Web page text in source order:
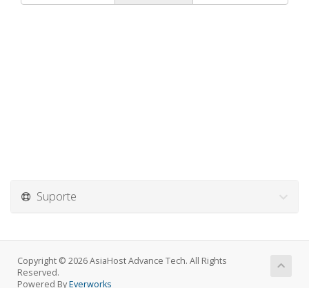
Suporte
Copyright © 2026 AsiaHost Advance Tech. All Rights
Reserved.
Powered ByEverworks